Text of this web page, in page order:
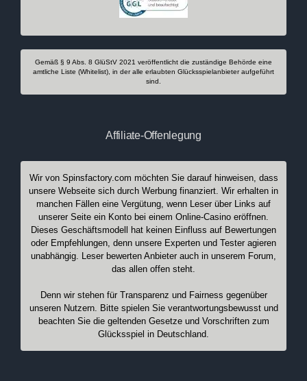
Gemäß § 9 Abs. 8 GlüStV 2021 veröffentlicht die zuständige Behörde eine
amtliche Liste (Whitelist), in der alle erlaubten Glücksspielanbieter aufgeführt
sind.
Affiliate-Offenlegung
Wir von Spinsfactory.com möchten Sie darauf hinweisen, dass
unsere Webseite sich durch Werbung finanziert. Wir erhalten in
manchen Fällen eine Vergütung, wenn Leser über Links auf
unserer Seite ein Konto bei einem Online-Casino eröffnen.
Dieses Geschäftsmodell hat keinen Einfluss auf Bewertungen
oder Empfehlungen, denn unsere Experten und Tester agieren
unabhängig. Leser bewerten Anbieter auch in unserem Forum,
das allen offen steht.
Denn wir stehen für Transparenz und Fairness gegenüber
unseren Nutzern. Bitte spielen Sie verantwortungsbewusst und
beachten Sie die geltenden Gesetze und Vorschriften zum
Glücksspiel in Deutschland.